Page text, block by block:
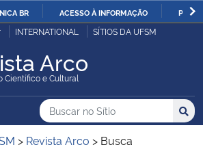
IR
O
BR ACESSO À INFORMAÇÃO
Pública
INTERNATIONAL SÍTIOS DA UFSM
Arco
Científico e Cultural
do Sítio
Busca
Buscar no no Sítio
Busca:
> Revista Arco > Busca